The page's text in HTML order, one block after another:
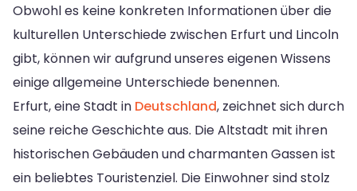
Obwohl es keine konkreten Informationen über die
kulturellen Unterschiede zwischen Erfurt und Lincoln
gibt, können wir aufgrund unseres eigenen Wissens
einige allgemeine Unterschiede benennen.
Erfurt, eine Stadt in Deutschland, zeichnet sich durch
seine reiche Geschichte aus. Die Altstadt mit ihren
historischen Gebäuden und charmanten Gassen ist
ein beliebtes Touristenziel. Die Einwohner sind stolz